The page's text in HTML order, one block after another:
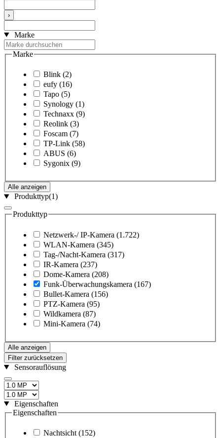
›
Marke
Marke
Blink (2)
eufy (16)
Tapo (5)
Synology (1)
Technaxx (9)
Reolink (3)
Foscam (7)
TP-Link (58)
ABUS (6)
Sygonix (9)
Alle anzeigen
Produkttyp(1)
Produkttyp
Netzwerk-/ IP-Kamera (1.722)
WLAN-Kamera (345)
Tag-/Nacht-Kamera (317)
IR-Kamera (237)
Dome-Kamera (208)
Funk-Überwachungskamera (167)
Bullet-Kamera (156)
PTZ-Kamera (95)
Wildkamera (87)
Mini-Kamera (74)
Alle anzeigen
Filter zurücksetzen
Sensorauflösung
Eigenschaften
Eigenschaften
Nachtsicht (152)